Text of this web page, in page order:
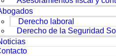
Derecho laboral
Derecho de la Seguridad